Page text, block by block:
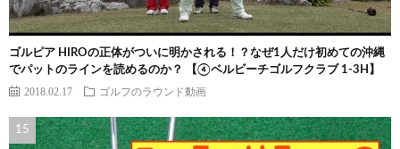
ゴルピア HIROの正体がついに明かされる！？なぜ1人だけ初めての沖縄
でパットのラインを読めるのか？ 【④ベルビーチゴルフクラブ 1-3H】
2018.02.17 ゴルフのラウンド動画